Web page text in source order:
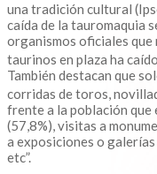
una tradición cultural
caída de la tauromaquia
organismos oficiales que
taurinos en plaza ha
También destacan que
corridas de toros,
frente a la población que
(57,8%), visitas a
a exposiciones o
etc”.